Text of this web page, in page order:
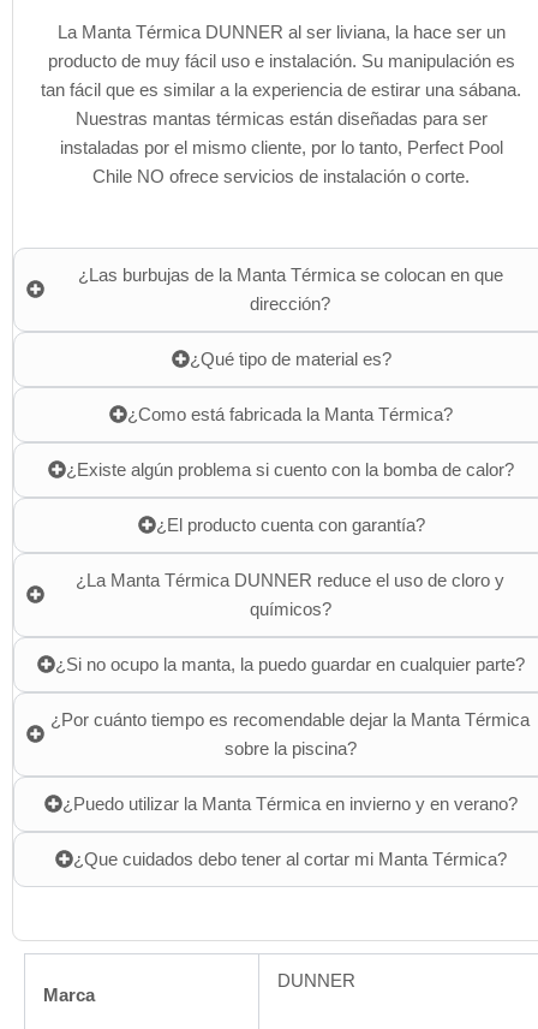
La Manta Térmica DUNNER al ser liviana, la hace ser un
producto de muy fácil uso e instalación. Su manipulación es
tan fácil que es similar a la experiencia de estirar una sábana.
Nuestras mantas térmicas están diseñadas para ser
instaladas por el mismo cliente, por lo tanto, Perfect Pool
Chile NO ofrece servicios de instalación o corte.
¿Las burbujas de la Manta Térmica se colocan en que
dirección?
¿Qué tipo de material es?
¿Como está fabricada la Manta Térmica?
¿Existe algún problema si cuento con la bomba de calor?
¿El producto cuenta con garantía?
¿La Manta Térmica DUNNER reduce el uso de cloro y
químicos?
¿Si no ocupo la manta, la puedo guardar en cualquier parte?
¿Por cuánto tiempo es recomendable dejar la Manta Térmica
sobre la piscina?
¿Puedo utilizar la Manta Térmica en invierno y en verano?
¿Que cuidados debo tener al cortar mi Manta Térmica?
Marca
DUNNER